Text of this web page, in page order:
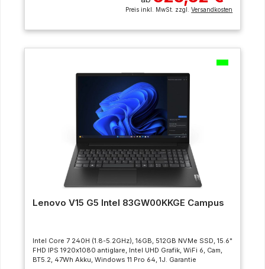
Preis inkl. MwSt. zzgl.Versandkosten
Lenovo V15 G5 Intel 83GW00KKGE Campus
Intel Core 7 240H (1.8-5.2GHz), 16GB, 512GB NVMe SSD, 15.6"
FHD IPS 1920x1080 antiglare, Intel UHD Grafik, WiFi 6, Cam,
BT5.2, 47Wh Akku, Windows 11 Pro 64, 1J. Garantie